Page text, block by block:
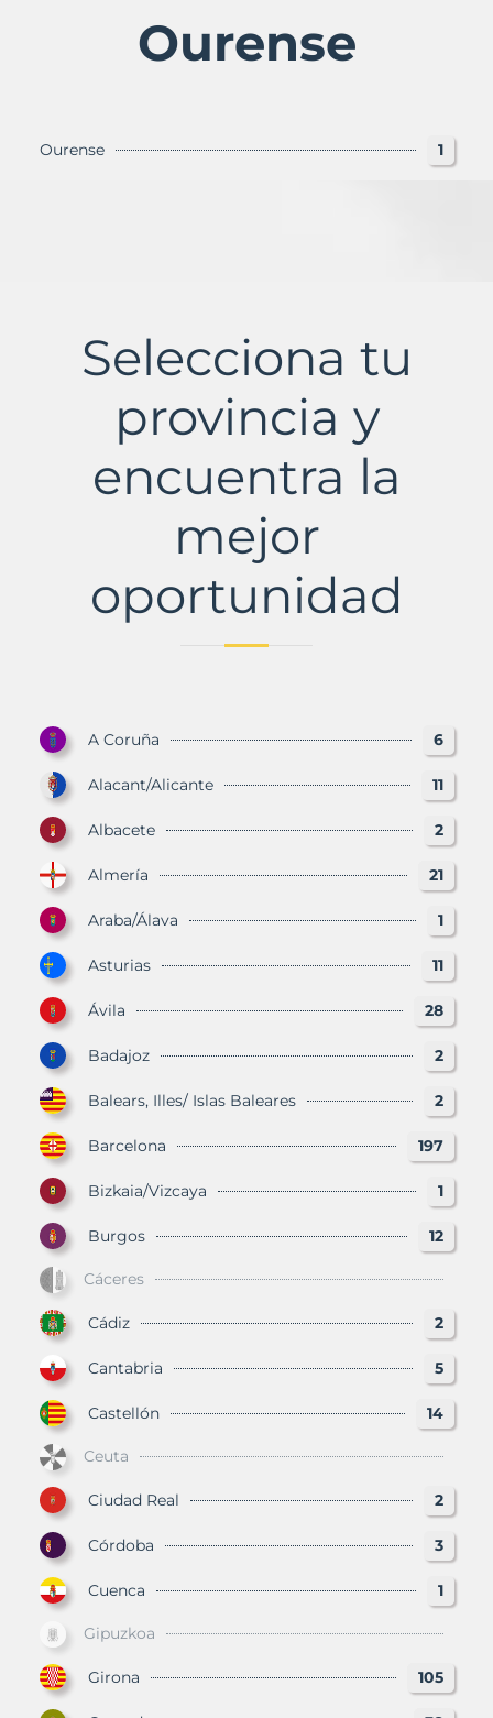
Ourense
Ourense 1
Selecciona tu
provincia y
encuentra la
mejor
oportunidad
A Coruña 6
Alacant/Alicante 11
Albacete 2
Almería 21
Araba/Álava 1
Asturias 11
Ávila 28
Badajoz 2
Balears, Illes/ Islas Baleares 2
Barcelona 197
Bizkaia/Vizcaya 1
Burgos 12
Cáceres
Cádiz 2
Cantabria 5
Castellón 14
Ceuta
Ciudad Real 2
Córdoba 3
Cuenca 1
Gipuzkoa
Girona 105